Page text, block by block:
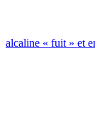
alcaline « fuit » et